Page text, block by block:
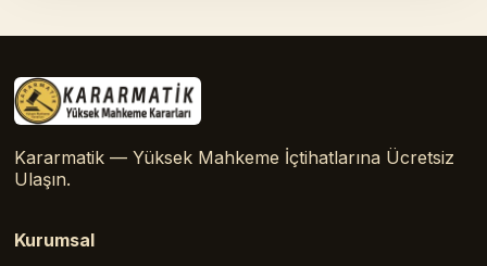
Kararmatik — Yüksek Mahkeme İçtihatlarına Ücretsiz
Ulaşın.
Kurumsal